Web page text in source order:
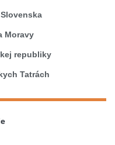
Moravy
republiky
Tatrách